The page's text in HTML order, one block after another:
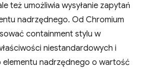
też umożliwia wysyłanie zapytań
nadrzędnego. Od Chromium
containment stylu w
niestandardowych i
elementu nadrzędnego o wartość